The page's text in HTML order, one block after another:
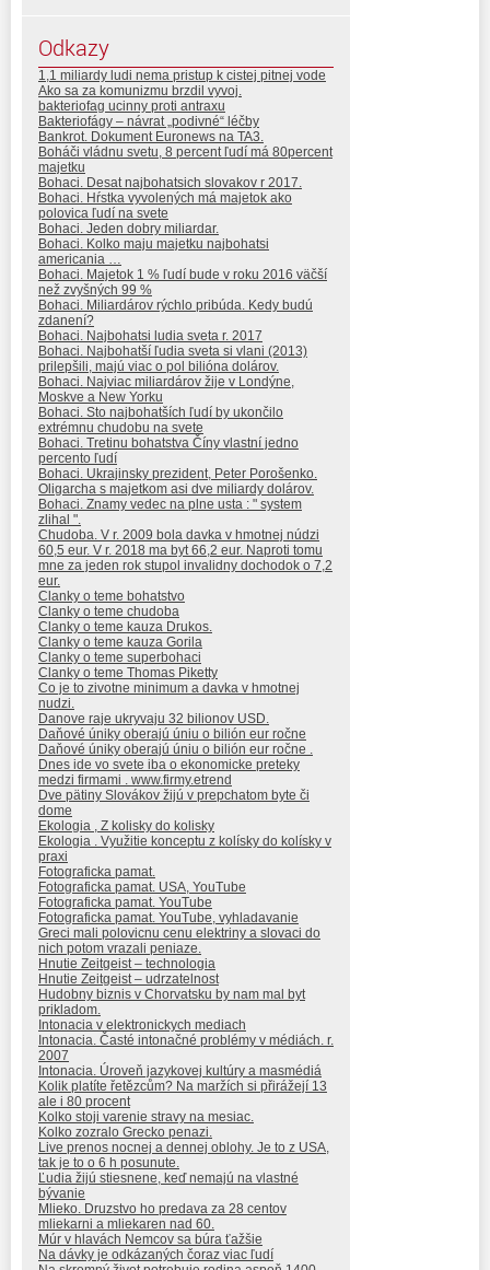
Odkazy
1,1 miliardy ludi nema pristup k cistej pitnej vode
Ako sa za komunizmu brzdil vyvoj.
bakteriofag ucinny proti antraxu
Bakteriofágy – návrat „podivné“ léčby
Bankrot. Dokument Euronews na TA3.
Boháči vládnu svetu, 8 percent ľudí má 80percent
majetku
Bohaci. Desat najbohatsich slovakov r 2017.
Bohaci. Hŕstka vyvolených má majetok ako
polovica ľudí na svete
Bohaci. Jeden dobry miliardar.
Bohaci. Kolko maju majetku najbohatsi
americania …
Bohaci. Majetok 1 % ľudí bude v roku 2016 väčší
než zvyšných 99 %
Bohaci. Miliardárov rýchlo pribúda. Kedy budú
zdanení?
Bohaci. Najbohatsi ludia sveta r. 2017
Bohaci. Najbohatší ľudia sveta si vlani (2013)
prilepšili, majú viac o pol bilióna dolárov.
Bohaci. Najviac miliardárov žije v Londýne,
Moskve a New Yorku
Bohaci. Sto najbohatších ľudí by ukončilo
extrémnu chudobu na svete
Bohaci. Tretinu bohatstva Číny vlastní jedno
percento ľudí
Bohaci. Ukrajinsky prezident, Peter Porošenko.
Oligarcha s majetkom asi dve miliardy dolárov.
Bohaci. Znamy vedec na plne usta : " system
zlihal ".
Chudoba. V r. 2009 bola davka v hmotnej núdzi
60,5 eur. V r. 2018 ma byt 66,2 eur. Naproti tomu
mne za jeden rok stupol invalidny dochodok o 7,2
eur.
Clanky o teme bohatstvo
Clanky o teme chudoba
Clanky o teme kauza Drukos.
Clanky o teme kauza Gorila
Clanky o teme superbohaci
Clanky o teme Thomas Piketty
Co je to zivotne minimum a davka v hmotnej
nudzi.
Danove raje ukryvaju 32 bilionov USD.
Daňové úniky oberajú úniu o bilión eur ročne
Daňové úniky oberajú úniu o bilión eur ročne .
Dnes ide vo svete iba o ekonomicke preteky
medzi firmami . www.firmy.etrend
Dve pätiny Slovákov žijú v prepchatom byte či
dome
Ekologia , Z kolisky do kolisky
Ekologia . Využitie konceptu z kolísky do kolísky v
praxi
Fotograficka pamat.
Fotograficka pamat. USA, YouTube
Fotograficka pamat. YouTube
Fotograficka pamat. YouTube, vyhladavanie
Greci mali polovicnu cenu elektriny a slovaci do
nich potom vrazali peniaze.
Hnutie Zeitgeist – technologia
Hnutie Zeitgeist – udrzatelnost
Hudobny biznis v Chorvatsku by nam mal byt
prikladom.
Intonacia v elektronickych mediach
Intonacia. Časté intonačné problémy v médiách. r.
2007
Intonacia. Úroveň jazykovej kultúry a masmédiá
Kolik platíte řetězcům? Na maržích si přirážejí 13
ale i 80 procent
Kolko stoji varenie stravy na mesiac.
Kolko zozralo Grecko penazi.
Live prenos nocnej a dennej oblohy. Je to z USA,
tak je to o 6 h posunute.
Ľudia žijú stiesnene, keď nemajú na vlastné
bývanie
Mlieko. Druzstvo ho predava za 28 centov
mliekarni a mliekaren nad 60.
Múr v hlavách Nemcov sa búra ťažšie
Na dávky je odkázaných čoraz viac ľudí